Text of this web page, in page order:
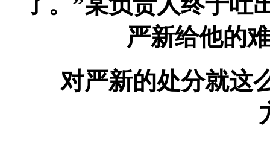
严新给他的
对严新的处分就这